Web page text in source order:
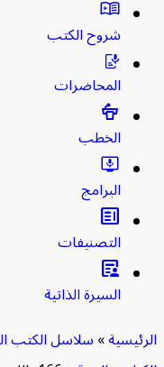
شروح الكتب
المحاضرات
الخطب
البرامج
clarify
التصنيفات
article_person
السيرة الذاتية
»سلاسل الكتب